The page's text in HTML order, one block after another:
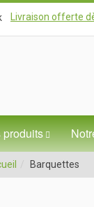
Livraison offerte
produits
Barquettes